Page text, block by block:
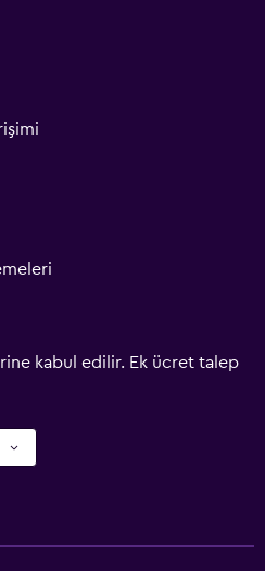
kabul edilir. Ek ücret talep